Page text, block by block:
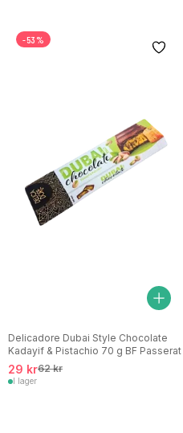
-53%
Delicadore Dubai Style Chocolate
Kadayif & Pistachio 70 g BF Passerat
29 kr62 kr
I lager